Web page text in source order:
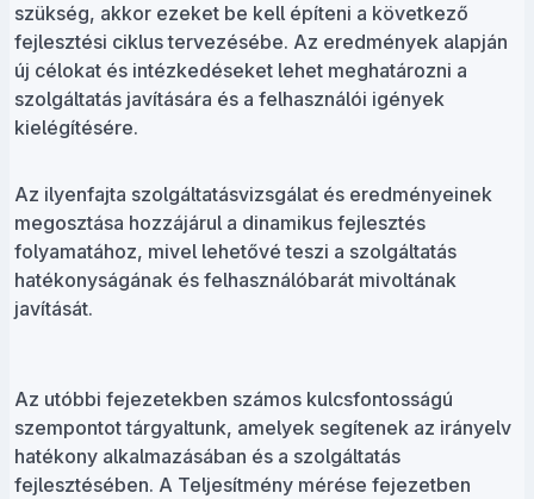
szükség, akkor ezeket be kell építeni a következő
fejlesztési ciklus tervezésébe. Az eredmények alapján
új célokat és intézkedéseket lehet meghatározni a
szolgáltatás javítására és a felhasználói igények
kielégítésére.
Az ilyenfajta szolgáltatásvizsgálat és eredményeinek
megosztása hozzájárul a dinamikus fejlesztés
folyamatához, mivel lehetővé teszi a szolgáltatás
hatékonyságának és felhasználóbarát mivoltának
javítását.
Az utóbbi fejezetekben számos kulcsfontosságú
szempontot tárgyaltunk, amelyek segítenek az irányelv
hatékony alkalmazásában és a szolgáltatás
fejlesztésében. A Teljesítmény mérése fejezetben